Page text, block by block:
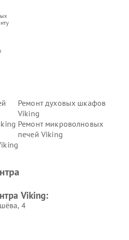
Ремонт духовых шкафов
Viking
Ремонт микроволновых
печей Viking
Viking:
4